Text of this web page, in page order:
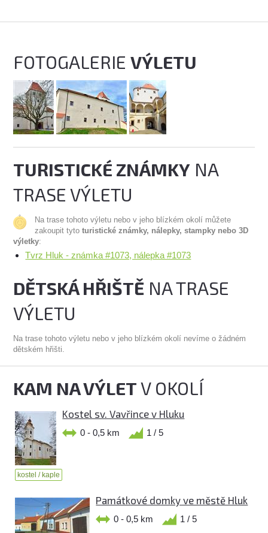
FOTOGALERIEVÝLETU
TURISTICKÉ ZNÁMKY NA
TRASE VÝLETU
Na trase tohoto výletu nebo v jeho blízkém okolí můžete
zakoupit tytoturistické známky, nálepky, stampky nebo 3D
výletky:
Tvrz Hluk - známka #1073, nálepka #1073
DĚTSKÁ HŘIŠTĚ NA TRASE
VÝLETU
Na trase tohoto výletu nebo v jeho blízkém okolí nevíme o žádném
dětském hřišti.
KAM NA VÝLETV OKOLÍ
Kostel sv. Vavřince v Hluku
0 - 0,5 km 1 / 5
kostel / kaple
Památkové domky ve městě Hluk
0 - 0,5 km 1 / 5